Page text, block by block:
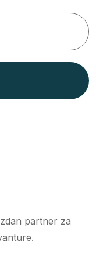
partner za